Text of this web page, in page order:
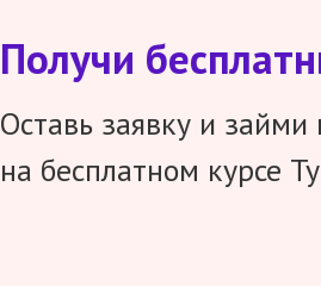
Получи
Оставь заявку и займи
на бесплатном курсе